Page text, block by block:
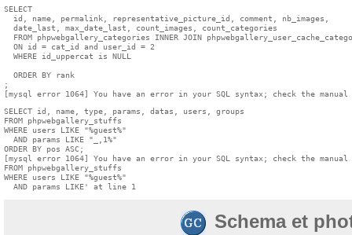
SELECT
  id, name, permalink, representative_picture_id, comment, nb_images,
  date_last, max_date_last, count_images, count_categories
FROM phpwebgallery_categories INNER JOIN
  ON id = cat_id and user_id = 2
  WHERE id_uppercat is NULL
  ORDER BY rank
;
[mysql error 1064] You have an error in your SQL syntax; check the
SELECT id, name, type, params, datas, users, groups
FROM phpwebgallery_stuffs
WHERE users LIKE "%guest%"
  AND params LIKE "_,1%"
ORDER BY pos ASC;
[mysql error 1064] You have an error in your SQL syntax; check the
FROM phpwebgallery_stuffs
WHERE users LIKE "%guest%"
  AND params LIKE' at line 1
Schema et